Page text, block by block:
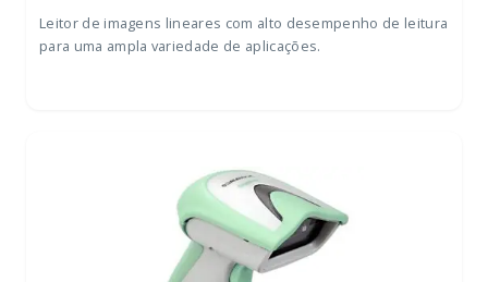
Leitor de imagens lineares com alto desempenho de leitura
para uma ampla variedade de aplicações.